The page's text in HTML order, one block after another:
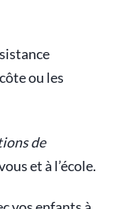
ou les
de
et à l’école.